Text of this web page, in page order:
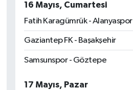
16 Mayıs, Cumartesi
Fatih Karagümrük - Alanyaspor
Gaziantep FK - Başakşehir
Samsunspor - Göztepe
17 Mayıs, Pazar